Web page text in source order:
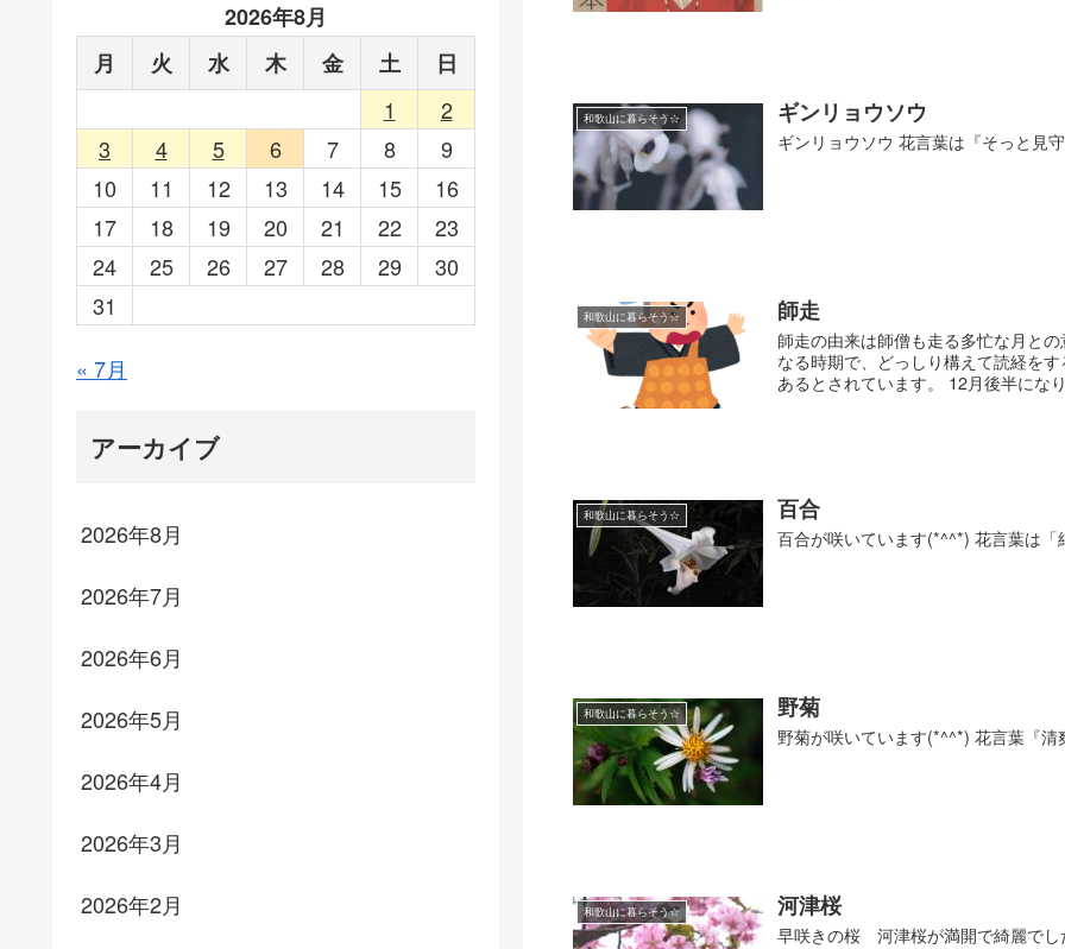
和歌山に暮らそう☆ ギンリョウソウ
ギンリョウソウ 花言葉は『そっと見
和歌山に暮らそう☆ 師走
師走の由来は師僧も走る多忙な月と
なる時期で、どっしり構えて読経を
あるとされています。 12月後半にな
和歌山に暮らそう☆ 百合
百合が咲いています(*^^*) 花言葉は「
和歌山に暮らそう☆ 野菊
野菊が咲いています(*^^*) 花言葉『清
和歌山に暮らそう☆ 河津桜
早咲きの桜 河津桜が満開で綺麗で
2026年8月
月
火 水 木 金 土
日
1
2
3
4 5 6 7 8
9
10
11 12 13 14 15
16
17
18 19 20 21 22
23
24
25 26 27 28 29
30
31
« 7月
アーカイブ
2026年8月
2026年7月
2026年6月
2026年5月
2026年4月
2026年3月
2026年2月